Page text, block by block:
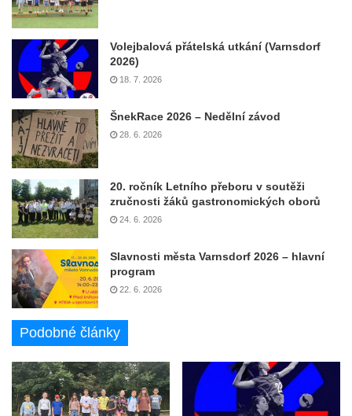
Volejbalová přátelská utkání (Varnsdorf
2026)
18. 7. 2026
ŠnekRace 2026 – Nedělní závod
28. 6. 2026
20. ročník Letního přeboru v soutěži
zručnosti žáků gastronomických oborů
24. 6. 2026
Slavnosti města Varnsdorf 2026 – hlavní
program
22. 6. 2026
Podobné články